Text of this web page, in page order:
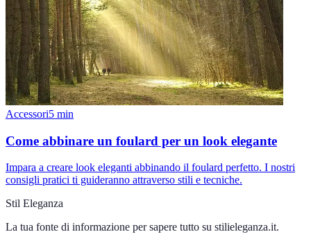
Accessori5 min
Come abbinare un foulard per un look elegante
Impara a creare look eleganti abbinando il foulard perfetto. I nostri
consigli pratici ti guideranno attraverso stili e tecniche.
Stil Eleganza
La tua fonte di informazione per sapere tutto su stilieleganza.it.